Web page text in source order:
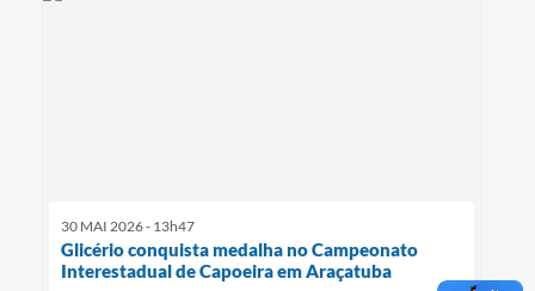
30 MAI 2026 - 13h47
Glicério conquista medalha no Campeonato
Interestadual de Capoeira em Araçatuba